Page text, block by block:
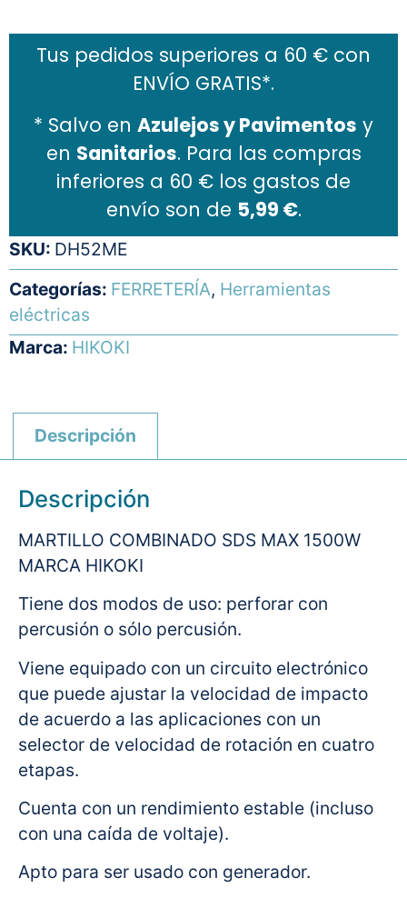
Tus pedidos superiores a 60 € con
ENVÍO GRATIS*.
* Salvo en Azulejos y Pavimentos y
en Sanitarios. Para las compras
inferiores a 60 € los gastos de
envío son de 5,99 €.
SKU: DH52ME
Categorías: FERRETERÍA, Herramientas
eléctricas
Marca: HIKOKI
Descripción
Descripción
MARTILLO COMBINADO SDS MAX 1500W
MARCA HIKOKI
Tiene dos modos de uso: perforar con
percusión o sólo percusión.
Viene equipado con un circuito electrónico
que puede ajustar la velocidad de impacto
de acuerdo a las aplicaciones con un
selector de velocidad de rotación en cuatro
etapas.
Cuenta con un rendimiento estable (incluso
con una caída de voltaje).
Apto para ser usado con generador.